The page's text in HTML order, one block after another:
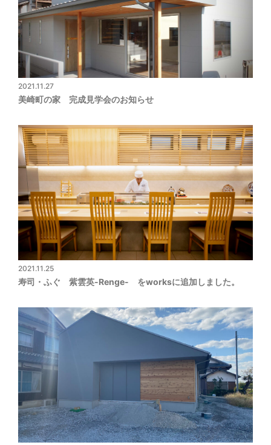
2021.11.27
美崎町の家 完成見学会のお知らせ
2021.11.25
寿司・ふぐ 紫雲英-Renge- をworksに追加しました。